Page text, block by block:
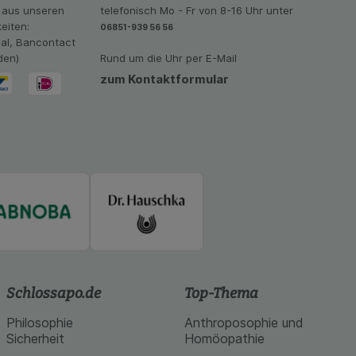
für Sie zu
oder soziale
unseren
Bancontact
telefonisch Mo - Fr von 8-16 Uhr unter
06851-939 56 56
Rund um die Uhr per E-Mail
zum Kontaktformular
Schlossapo.de
Philosophie
Sicherheit
Top-Thema
Anthroposophie und
Homöopathie